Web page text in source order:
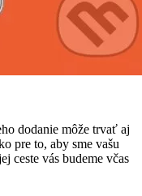
dodanie môže trvať aj
pre to, aby sme vašu
ceste vás budeme včas